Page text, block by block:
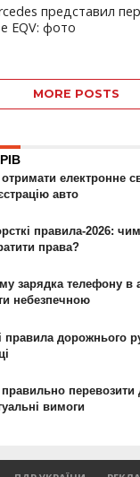
представил
EQV: фото
MORE POSTS